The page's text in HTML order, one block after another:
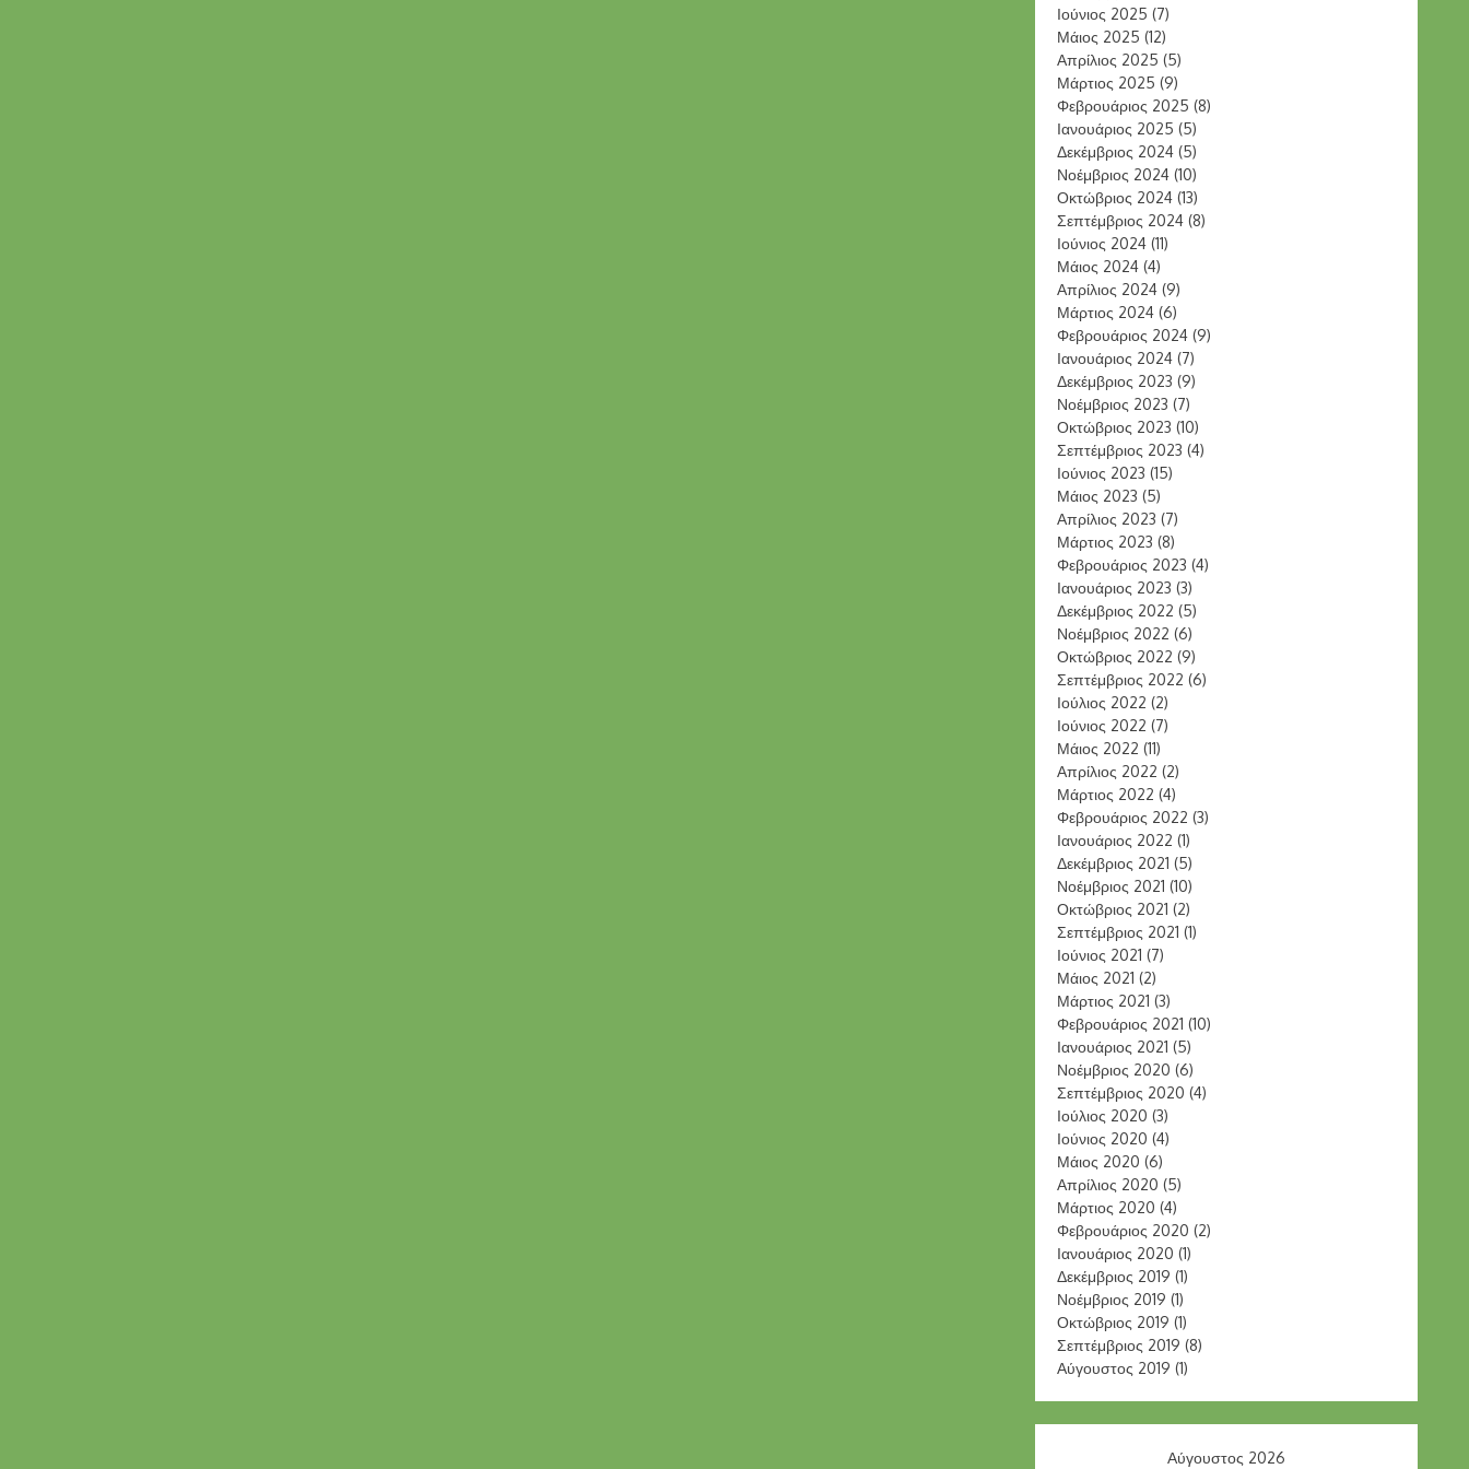
Ιούνιος 2025 (7)
Μάιος 2025 (12)
Απρίλιος 2025 (5)
Μάρτιος 2025 (9)
Φεβρουάριος 2025 (8)
Ιανουάριος 2025 (5)
Δεκέμβριος 2024 (5)
Νοέμβριος 2024 (10)
Οκτώβριος 2024 (13)
Σεπτέμβριος 2024 (8)
Ιούνιος 2024 (11)
Μάιος 2024 (4)
Απρίλιος 2024 (9)
Μάρτιος 2024 (6)
Φεβρουάριος 2024 (9)
Ιανουάριος 2024 (7)
Δεκέμβριος 2023 (9)
Νοέμβριος 2023 (7)
Οκτώβριος 2023 (10)
Σεπτέμβριος 2023 (4)
Ιούνιος 2023 (15)
Μάιος 2023 (5)
Απρίλιος 2023 (7)
Μάρτιος 2023 (8)
Φεβρουάριος 2023 (4)
Ιανουάριος 2023 (3)
Δεκέμβριος 2022 (5)
Νοέμβριος 2022 (6)
Οκτώβριος 2022 (9)
Σεπτέμβριος 2022 (6)
Ιούλιος 2022 (2)
Ιούνιος 2022 (7)
Μάιος 2022 (11)
Απρίλιος 2022 (2)
Μάρτιος 2022 (4)
Φεβρουάριος 2022 (3)
Ιανουάριος 2022 (1)
Δεκέμβριος 2021 (5)
Νοέμβριος 2021 (10)
Οκτώβριος 2021 (2)
Σεπτέμβριος 2021 (1)
Ιούνιος 2021 (7)
Μάιος 2021 (2)
Μάρτιος 2021 (3)
Φεβρουάριος 2021 (10)
Ιανουάριος 2021 (5)
Νοέμβριος 2020 (6)
Σεπτέμβριος 2020 (4)
Ιούλιος 2020 (3)
Ιούνιος 2020 (4)
Μάιος 2020 (6)
Απρίλιος 2020 (5)
Μάρτιος 2020 (4)
Φεβρουάριος 2020 (2)
Ιανουάριος 2020 (1)
Δεκέμβριος 2019 (1)
Νοέμβριος 2019 (1)
Οκτώβριος 2019 (1)
Σεπτέμβριος 2019 (8)
Αύγουστος 2019 (1)
Αύγουστος 2026